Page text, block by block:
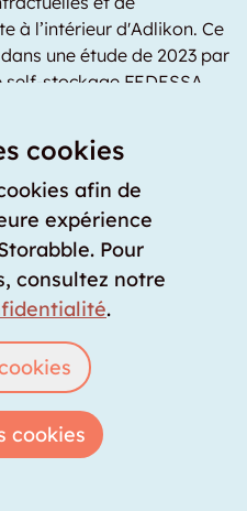
à l’intérieur d'Adlikon. Ce
une étude de 2023 par
stockage FEDESSA.
Adlikon : les
de louer
sans fenêtre avec un
optez pour un garde-
soleil, avec une faible
ambiante moyenne.
aux objets
et vous pouvez mieux
température constante :
cookies
afin de
expérience
Pour
consultez notre
.
cookies